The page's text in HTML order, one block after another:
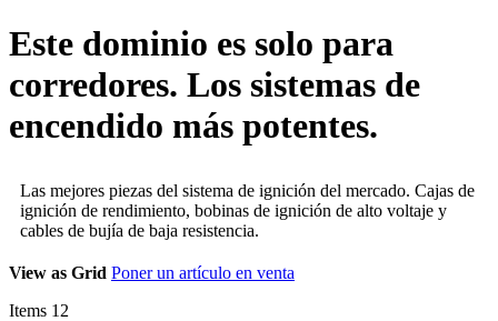
Este dominio es solo para
corredores. Los sistemas de
encendido más potentes.
Las mejores piezas del sistema de ignición del mercado. Cajas de
ignición de rendimiento, bobinas de ignición de alto voltaje y
cables de bujía de baja resistencia.
View as Grid Poner un artículo en venta
Items 12